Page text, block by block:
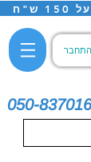
התחבר
050-